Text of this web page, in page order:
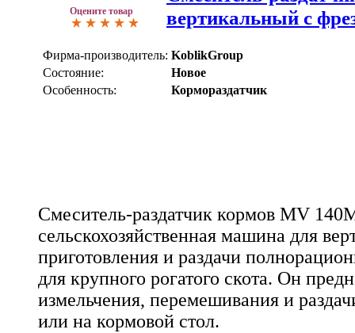
Оцените товар
вертикальный с
Фирма-производитель: KoblikGroup
Состояние:
Новое
Особенность:
Кормораздатчик
Смеситель-раздатчик кормов MV
сельскохозяйственная машина для
приготовления и раздачи
для крупного рогатого скота. Он
измельчения, перемешивания и
или на кормовой стол.